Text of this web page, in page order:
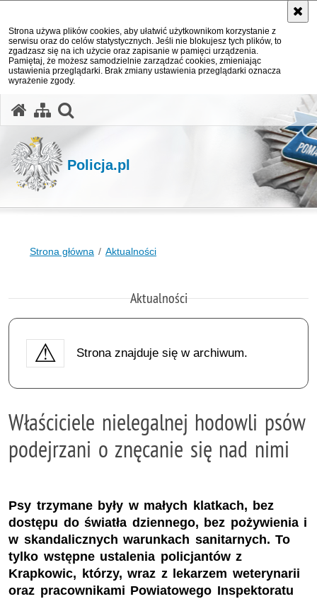
Strona używa plików cookies, aby ułatwić użytkownikom korzystanie z
serwisu oraz do celów statystycznych. Jeśli nie blokujesz tych plików, to
zgadzasz się na ich użycie oraz zapisanie w pamięci urządzenia.
Pamiętaj, że możesz samodzielnie zarządzać cookies, zmieniając
ustawienia przeglądarki. Brak zmiany ustawienia przeglądarki oznacza
wyrażenie zgody.
Policja.pl
Strona główna Aktualności
Aktualności
Strona znajduje się w archiwum.
Właściciele nielegalnej hodowli psów
podejrzani o znęcanie się nad nimi
Psy trzymane były w małych klatkach, bez
dostępu do światła dziennego, bez pożywienia i
w skandalicznych warunkach sanitarnych. To
tylko wstępne ustalenia policjantów z
Krapkowic, którzy, wraz z lekarzem weterynarii
oraz pracownikami Powiatowego Inspektoratu